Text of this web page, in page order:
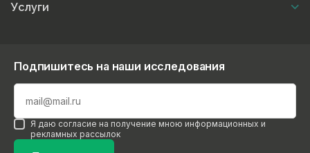
Услуги
Подпишитесь на наши исследования
Я даю согласие на получение мною информационных и
рекламных рассылок